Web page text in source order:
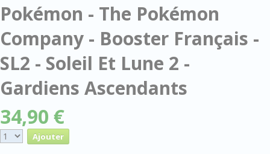
Pokémon - The Pokémon
Company - Booster Français -
SL2 - Soleil Et Lune 2 -
Gardiens Ascendants
34,90 €